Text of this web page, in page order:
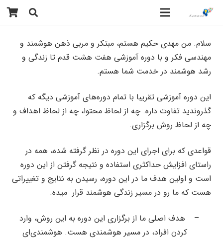
سلام. من مهدی حکیم هستم، مبتکر و مربی ذهن هوشمند و
مهندسی فکر و با دوره آموزشی هفت هشت قدم تا زندگی و
رشد هوشمند در خدمت شما هستم.
این دوره آموزشی تقریبا با تمام دوره‌های آموزشی دیگه که
گذروندید تفاوت داره. چه از لحاظ محتوا،‌ چه از لحاظ اهداف و
چه از لحاظ روش برگزاری.
قواعدی که برای اجرای این دوره در نظر گرفته شده، همه در
راستای افزایش حداکثری استفاده و نتیجه گرفتن از این دوره
است و اولین هدف ما در این دوره، رسیدن به نتایج و تغییراتی
هست که ما رو در مسیر زندگی هوشمند قرار میده.
–
هدف اصلی ما از برگزاری این دوره به این روش، وارد
کردن افراد،‌ در مسیر هوشمندی هست. هوشمندی‌ای